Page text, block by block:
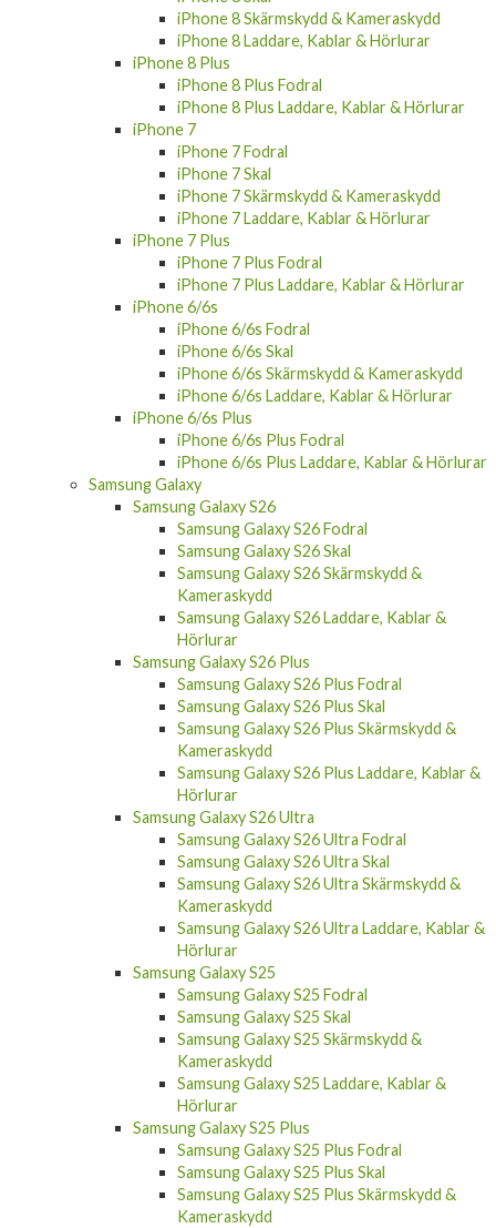
iPhone 8 Skärmskydd & Kameraskydd
iPhone 8 Laddare, Kablar & Hörlurar
iPhone 8 Plus
iPhone 8 Plus Fodral
iPhone 8 Plus Laddare, Kablar & Hörlurar
iPhone 7
iPhone 7 Fodral
iPhone 7 Skal
iPhone 7 Skärmskydd & Kameraskydd
iPhone 7 Laddare, Kablar & Hörlurar
iPhone 7 Plus
iPhone 7 Plus Fodral
iPhone 7 Plus Laddare, Kablar & Hörlurar
iPhone 6/6s
iPhone 6/6s Fodral
iPhone 6/6s Skal
iPhone 6/6s Skärmskydd & Kameraskydd
iPhone 6/6s Laddare, Kablar & Hörlurar
iPhone 6/6s Plus
iPhone 6/6s Plus Fodral
iPhone 6/6s Plus Laddare, Kablar & Hörlurar
Samsung Galaxy
Samsung Galaxy S26
Samsung Galaxy S26 Fodral
Samsung Galaxy S26 Skal
Samsung Galaxy S26 Skärmskydd &
Kameraskydd
Samsung Galaxy S26 Laddare, Kablar &
Hörlurar
Samsung Galaxy S26 Plus
Samsung Galaxy S26 Plus Fodral
Samsung Galaxy S26 Plus Skal
Samsung Galaxy S26 Plus Skärmskydd &
Kameraskydd
Samsung Galaxy S26 Plus Laddare, Kablar &
Hörlurar
Samsung Galaxy S26 Ultra
Samsung Galaxy S26 Ultra Fodral
Samsung Galaxy S26 Ultra Skal
Samsung Galaxy S26 Ultra Skärmskydd &
Kameraskydd
Samsung Galaxy S26 Ultra Laddare, Kablar &
Hörlurar
Samsung Galaxy S25
Samsung Galaxy S25 Fodral
Samsung Galaxy S25 Skal
Samsung Galaxy S25 Skärmskydd &
Kameraskydd
Samsung Galaxy S25 Laddare, Kablar &
Hörlurar
Samsung Galaxy S25 Plus
Samsung Galaxy S25 Plus Fodral
Samsung Galaxy S25 Plus Skal
Samsung Galaxy S25 Plus Skärmskydd &
Kameraskydd